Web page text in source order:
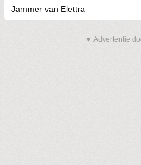
Jammer van Elettra
▼ Advertentie